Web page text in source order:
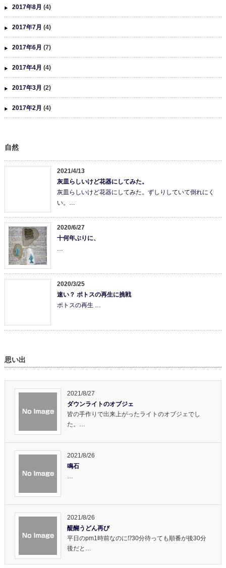
2017年8月 (4)
2017年7月 (4)
2017年6月 (7)
2017年4月 (4)
2017年3月 (2)
2017年2月 (4)
自然
2021/4/13
灰皿らしいけど花器にしてみた。
灰皿らしいけど花器にしてみた。ずしりしていて倒れにく
い。…
2020/6/27
十何年ぶりに、
2020/3/25
速い？ ポトスの再生に挑戦
ポトスの再生 …
思い出
2021/8/27
ダウンライトのオブジェ
皆の手作りで出来上がったライトのオブジェでし
た。…
2021/8/26
鳴石
2021/8/26
醍醐うどん再び
平日のpm1時前なのに⁉️30分待っても順番が後30分
後だと…